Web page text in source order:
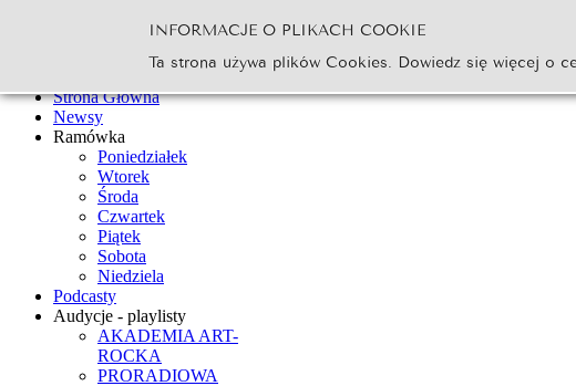
Go
Strona Główna
Newsy
Ramówka
Poniedziałek
Wtorek
Środa
Czwartek
Piątek
Sobota
Niedziela
Podcasty
Audycje - playlisty
AKADEMIA ART-
ROCKA
PRORADIOWA
INFORMACJE O PLIKACH COOKIE
Ta strona używa plików Cookies. Dowiedz się więcej o